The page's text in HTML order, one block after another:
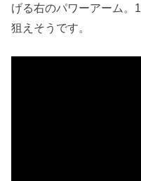
げる右のパワーアーム。
狙えそうです。